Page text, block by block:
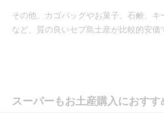
その他、カゴバッグやお菓子、石鹸、キ
など、質の良いセブ島土産が比較的安価
スーパーもお土産購入におすす